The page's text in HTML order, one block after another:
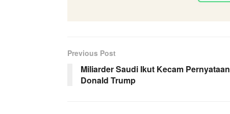
Previous Post
Miliarder Saudi Ikut Kecam Pernyataan
Donald Trump